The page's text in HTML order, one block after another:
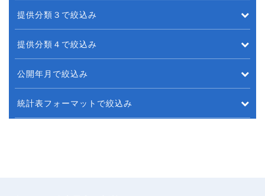
提供分類３で絞込み
提供分類４で絞込み
公開年月で絞込み
統計表フォーマットで絞込み